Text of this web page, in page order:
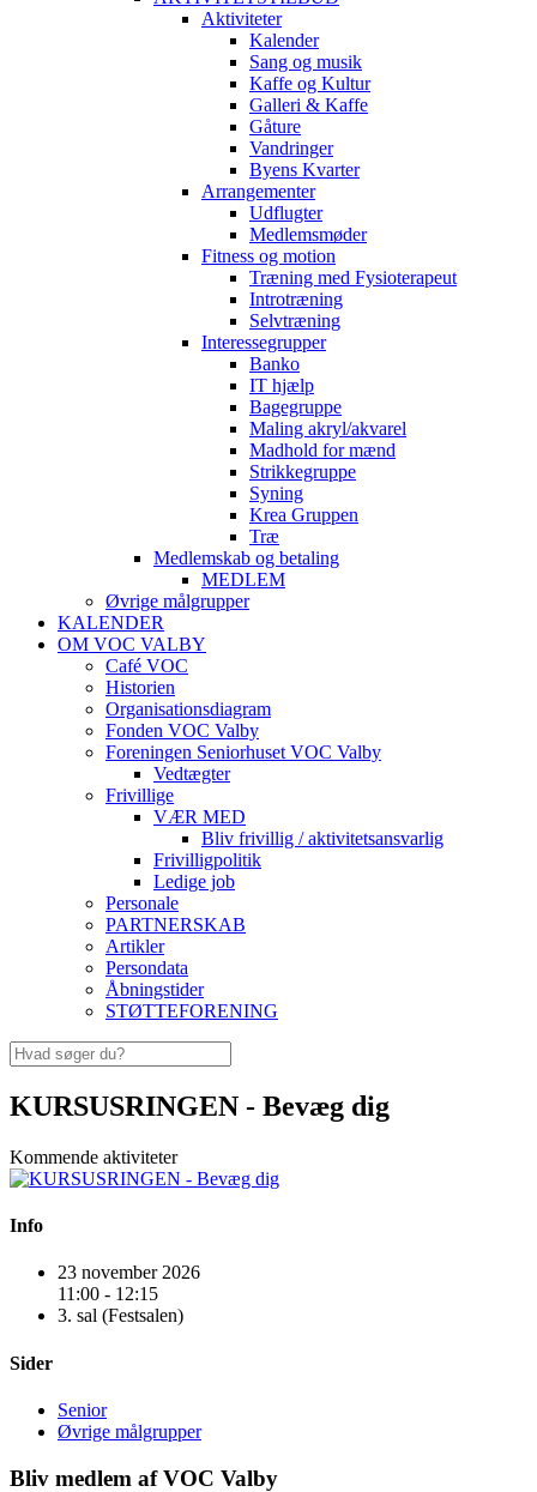
Aktiviteter
Kalender
Sang og musik
Kaffe og Kultur
Galleri & Kaffe
Gåture
Vandringer
Byens Kvarter
Arrangementer
Udflugter
Medlemsmøder
Fitness og motion
Træning med Fysioterapeut
Introtræning
Selvtræning
Interessegrupper
Banko
IT hjælp
Bagegruppe
Maling akryl/akvarel
Madhold for mænd
Strikkegruppe
Syning
Krea Gruppen
Træ
Medlemskab og betaling
MEDLEM
Øvrige målgrupper
KALENDER
OM VOC VALBY
Café VOC
Historien
Organisationsdiagram
Fonden VOC Valby
Foreningen Seniorhuset VOC Valby
Vedtægter
Frivillige
VÆR MED
Bliv frivillig / aktivitetsansvarlig
Frivilligpolitik
Ledige job
Personale
PARTNERSKAB
Artikler
Persondata
Åbningstider
STØTTEFORENING
KURSUSRINGEN - Bevæg dig
Kommende aktiviteter
Info
23 november 2026
11:00 - 12:15
3. sal (Festsalen)
Sider
Senior
Øvrige målgrupper
Bliv medlem af VOC Valby